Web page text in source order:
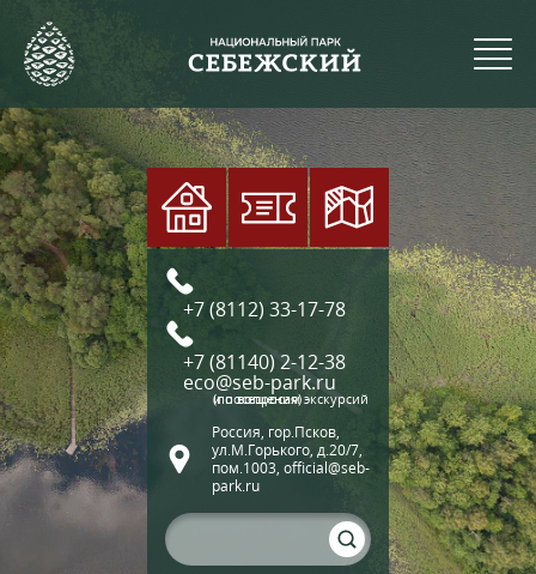
+7 (8112) 33-17-78
+7 (81140) 2-12-38
eco@seb-park.ru
(по вопросам экскурсий и посещения)
Россия, гор.Псков,
ул.М.Горького, д.20/7,
пом.1003, official@seb-
park.ru